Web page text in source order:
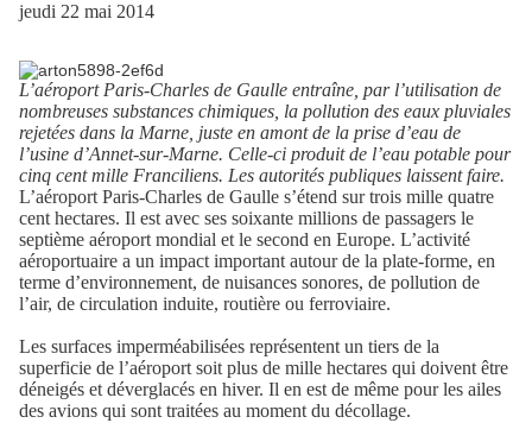
jeudi 22 mai 2014
L’aéroport Paris-Charles de Gaulle entraîne, par l’utilisation de
nombreuses substances chimiques, la pollution des eaux pluviales
rejetées dans la Marne, juste en amont de la prise d’eau de
l’usine d’Annet-sur-Marne. Celle-ci produit de l’eau potable pour
cinq cent mille Franciliens. Les autorités publiques laissent faire.
L’aéroport Paris-Charles de Gaulle s’étend sur trois mille quatre
cent hectares. Il est avec ses soixante millions de passagers le
septième aéroport mondial et le second en Europe. L’activité
aéroportuaire a un impact important autour de la plate-forme, en
terme d’environnement, de nuisances sonores, de pollution de
l’air, de circulation induite, routière ou ferroviaire.
Les surfaces imperméabilisées représentent un tiers de la
superficie de l’aéroport soit plus de mille hectares qui doivent être
déneigés et déverglacés en hiver. Il en est de même pour les ailes
des avions qui sont traitées au moment du décollage.